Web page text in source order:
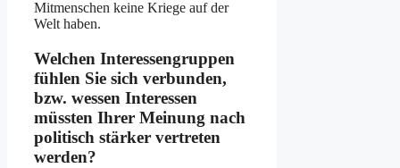
Mitmenschen keine Kriege auf der
Welt haben.
Welchen Interessengruppen
fühlen Sie sich verbunden,
bzw. wessen Interessen
müssten Ihrer Meinung nach
politisch stärker vertreten
werden?